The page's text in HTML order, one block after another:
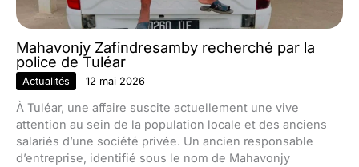
Mahavonjy Zafindresamby recherché par la
police de Tuléar
Actualités 12 mai 2026
À Tuléar, une affaire suscite actuellement une vive
attention au sein de la population locale et des anciens
salariés d’une société privée. Un ancien responsable
d’entreprise, identifié sous le nom de Mahavonjy